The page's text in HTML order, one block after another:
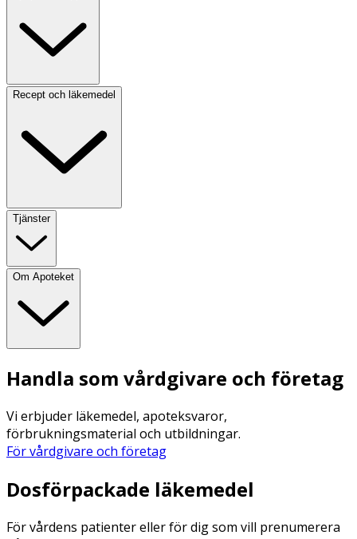
Recept och läkemedel
Tjänster
Om Apoteket
Handla som vårdgivare och företag
Vi erbjuder läkemedel, apoteksvaror,
förbrukningsmaterial och utbildningar.
För vårdgivare och företag
Dosförpackade läkemedel
För vårdens patienter eller för dig som vill prenumerera